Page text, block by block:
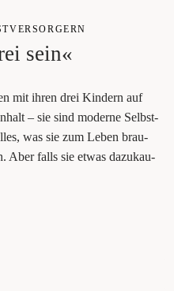
sein«
mit ihren drei Kin­dern auf
– sie sind moder­ne Selbst­
was sie zum Leben brau­
Aber falls sie etwas dazu­kau­